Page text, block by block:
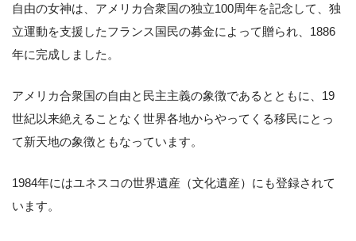
自由の女神は、アメリカ合衆国の独立100周年を記念して、独
立運動を支援したフランス国民の募金によって贈られ、1886
年に完成しました。
アメリカ合衆国の自由と民主主義の象徴であるとともに、19
世紀以来絶えることなく世界各地からやってくる移民にとっ
て新天地の象徴ともなっています。
1984年にはユネスコの世界遺産（文化遺産）にも登録されて
います。